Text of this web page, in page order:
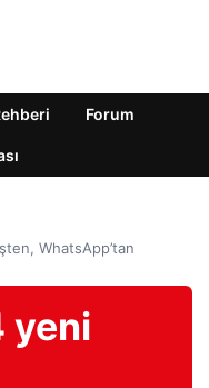
Forum
WhatsApp’tan
yeni